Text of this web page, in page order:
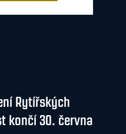
Rytířských
končí 30. června